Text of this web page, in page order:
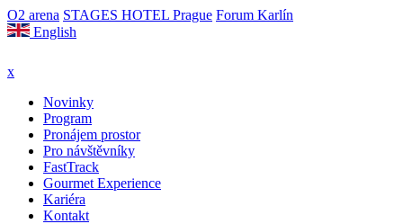
O2 arena STAGES HOTEL Prague Forum Karlín
English
x
Novinky
Program
Pronájem prostor
Pro návštěvníky
FastTrack
Gourmet Experience
Kariéra
Kontakt